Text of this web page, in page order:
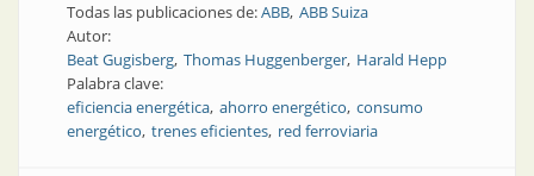
Todas las publicaciones de:ABB ABB Suiza
Autor:
Beat Gugisberg Thomas Huggenberger Harald Hepp
Palabra clave:
eficiencia energética ahorro energético consumo
energético trenes eficientes red ferroviaria